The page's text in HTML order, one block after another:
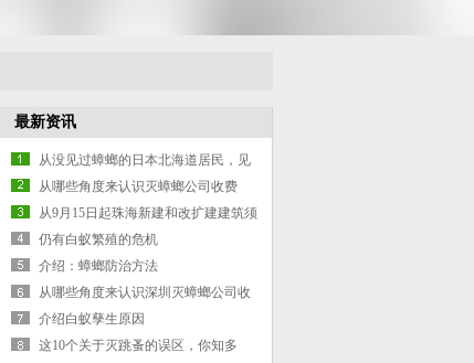
最新资讯
从没见过蟑螂的日本北海道居民，见
到蟑螂时的反应太震撼！
从哪些角度来认识灭蟑螂公司收费
从9月15日起珠海新建和改扩建建筑须
进行白蚁预防处理
仍有白蚁繁殖的危机
介绍：蟑螂防治方法
从哪些角度来认识深圳灭蟑螂公司收
费
介绍白蚁孳生原因
这10个关于灭跳蚤的误区，你知多